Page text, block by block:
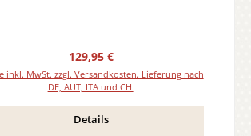
Regulärer Preis:
129,95 €
inkl. MwSt. zzgl. Versandkosten. Lieferung nach
DE, AUT, ITA und CH.
Details